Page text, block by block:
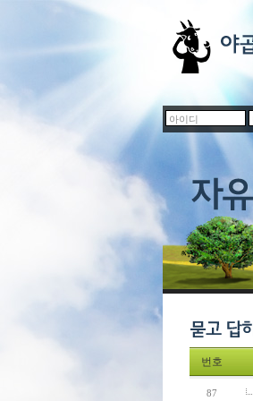
번호
87